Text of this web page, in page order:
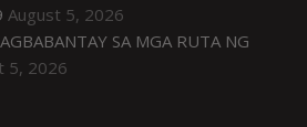
August 5, 2026
SA MGA RUTA NG
5, 2026